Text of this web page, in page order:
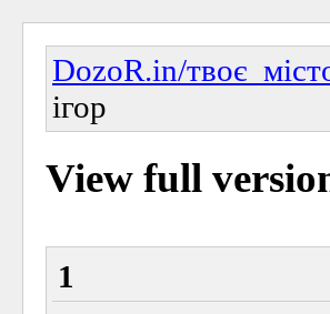
DozoR.in/
ігор
View full
1